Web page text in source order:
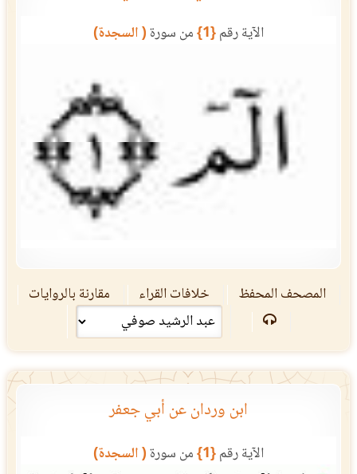
الآية رقم{1} من سورة( السجدة)
المصحف المحفظ خلافات القراء مقارنة بالروايات
ابن وردان عن أبي جعفر
الآية رقم{1} من سورة( السجدة)